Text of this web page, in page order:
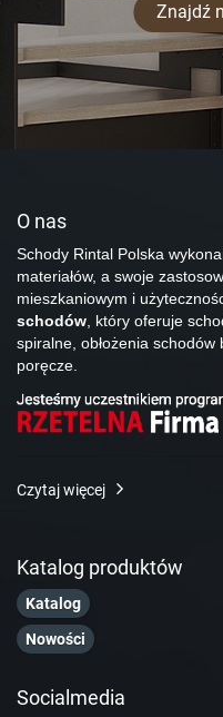
Znajdź
O nas
Schody Rintal Polska
materiałów, a swoje
mieszkaniowym i
schodów, który oferuje
spiralne, obłożenia
poręcze.
Czytaj więcej
Katalog produktów
Katalog
Nowości
Socialmedia